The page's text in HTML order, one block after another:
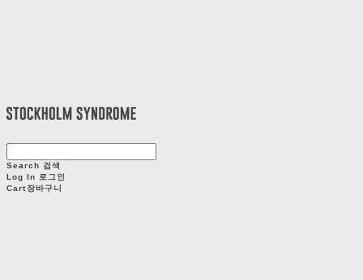
Search 검색
Log In 로그인
Cart장바구니